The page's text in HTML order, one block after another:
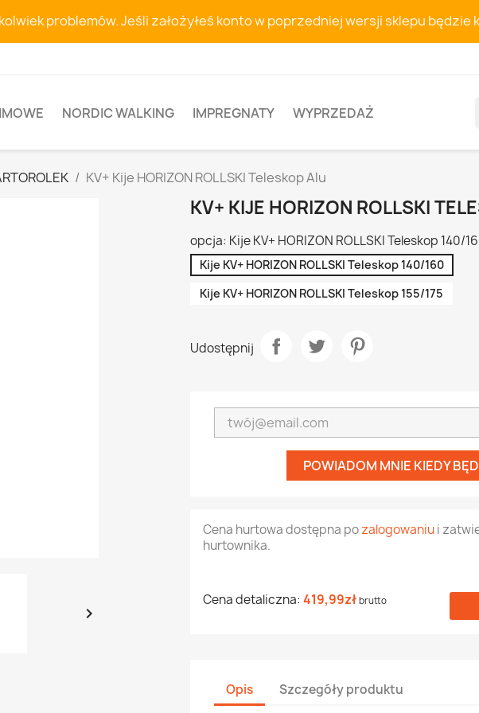
problemów. Jeśli założyłeś konto w poprzedniej wersji sklepu będzie
NORDIC WALKING IMPREGNATY WYPRZEDAŻ
KV+ Kije HORIZON ROLLSKI Teleskop Alu

KV+ KIJE HORIZON ROLLSKI
opcja: Kije KV+ HORIZON ROLLSKI Teleskop 140/
Kije KV+ HORIZON ROLLSKI Teleskop 140/160
Kije KV+ HORIZON ROLLSKI Teleskop 155/175
Udostępnij
POWIADOM MNIE KIEDY
Cena hurtowa dostępna pozalogowaniui
hurtownika.
Cena detaliczna: 419,99złbrutto
Opis Szczegóły produktu